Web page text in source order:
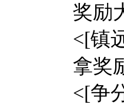
奖励
<[镇
拿奖
<[争